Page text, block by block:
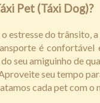
Pet (Táxi Dog)?
o estresse do trânsito,
é confortável
seu amiguinho de
seu tempo
cada pet com o